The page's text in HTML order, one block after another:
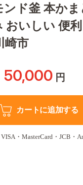
ド釜 本かま
おいしい 便
崎市
50,000 円
カートに追加する
・MasterCard・JCB・